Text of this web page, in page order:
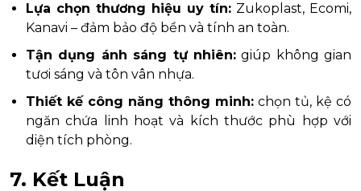
Lựa chọn thương hiệu uy tín: Zukoplast, Ecomi,
Kanavi – đảm bảo độ bền và tính an toàn.
Tận dụng ánh sáng tự nhiên:giúp không gian
tươi sáng và tôn vân nhựa.
Thiết kế công năng thông minh: chọn tủ, kệ có
ngăn chứa linh hoạt và kích thước phù hợp với
diện tích phòng.
7. Kết Luận